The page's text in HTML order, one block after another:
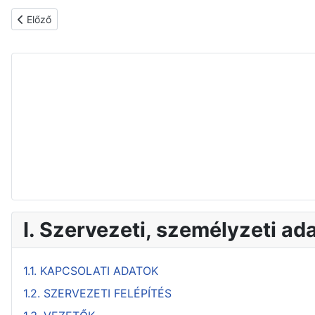
I. Szervezeti, személyzeti
1.1. KAPCSOLATI ADATOK
1.2. SZERVEZETI FELÉPÍTÉS
Előző cikk: 3.1.2. ÉVES KÖLTSÉGVETÉSEK
Előző